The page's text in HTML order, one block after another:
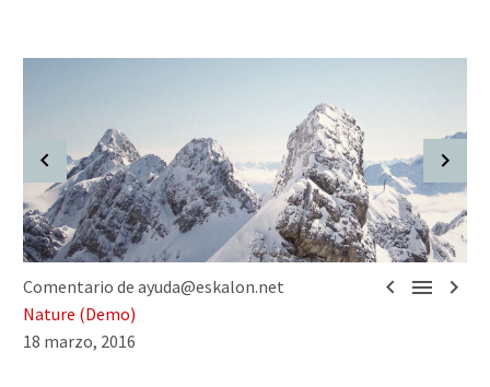
  
Comentario de ayuda@eskalon.net
Nature (Demo)
18 marzo, 2016